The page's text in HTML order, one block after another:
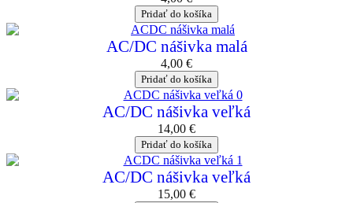
Pridať do košíka
AC/DC nášivka malá
4,00 €
Pridať do košíka
AC/DC nášivka veľká
14,00 €
Pridať do košíka
AC/DC nášivka veľká
15,00 €